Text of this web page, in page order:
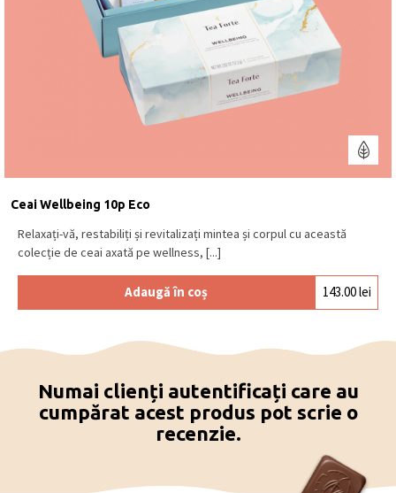
Ceai Wellbeing 10p Eco
Relaxați-vă, restabiliți și revitalizați mintea și corpul cu această
colecție de ceai axată pe wellness, [...]
Adaugă în coș 143.00lei
Numai clienți autentificați care au
cumpărat acest produs pot scrie o
recenzie.